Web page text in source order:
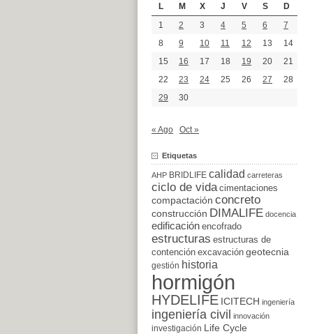
L
M X J V S
D
1
2 3 4 5 6
7
8
9 10 11 12 13
14
15
16 17 18 19 20
21
22
23 24 25 26 27
28
29
30
« Ago Oct »
Etiquetas
AHP BRIDLIFE calidad carreteras
ciclo de vida cimentaciones
compactación concreto
construcción DIMALIFE docencia
edificación encofrado
estructuras estructuras de
contención excavación geotecnia
gestión historia
hormigón
HYDELIFE ICITECH ingeniería
ingeniería civil innovación
investigación
Life Cycle